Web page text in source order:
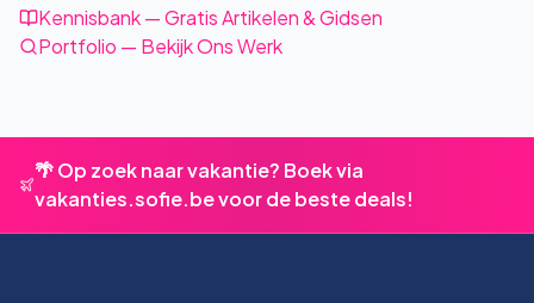
Kennisbank — Gratis Artikelen & Gidsen
Portfolio — Bekijk Ons Werk
🌴 Op zoek naar vakantie? Boek via
vakanties.sofie.be voor de beste deals!